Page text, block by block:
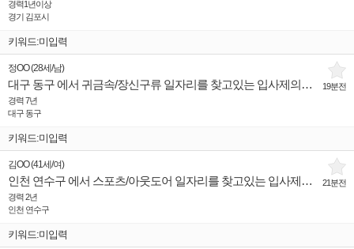
경력1년이상
경기 김포시
키워드:미입력
19분전
정OO(28세 /남)
대구 동구 에서 귀금속/장신구류 일자리를 찾고있는 입사제의희망 인재입니다.
경력 7년
대구 동구
키워드:미입력
21분전
김OO(41세 /여)
인천 연수구 에서 스포츠/아웃도어 일자리를 찾고있는 입사제의희망 인재입니다.
경력 2년
인천 연수구
키워드:미입력